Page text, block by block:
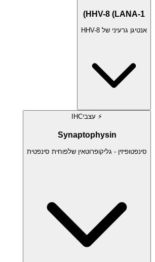
HHV-8 (LANA-1)
אנטיגן גרעיני של HHV-8
⚡ עצביIHC
Synaptophysin
סינפטופיזין - גליקופרוטאין שלפוחית סינפטית